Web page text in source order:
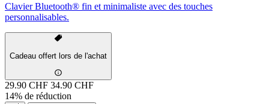
Clavier Bluetooth® fin et minimaliste avec des touches
personnalisables.
Cadeau offert lors de l'achat
29.90 CHF 34.90 CHF
14% de réduction